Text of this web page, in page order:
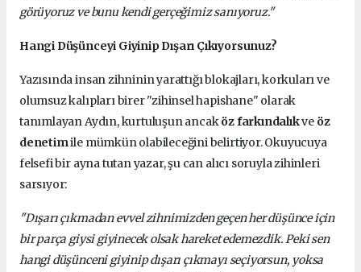
görüyoruz ve bunu kendi gerçeğimiz sanıyoruz."
Hangi Düşünceyi Giyinip Dışarı Çıkıyorsunuz?
Yazısında insan zihninin yarattığı blokajları, korkuları ve
olumsuz kalıpları birer "zihinsel hapishane" olarak
tanımlayan Aydın, kurtuluşun ancaköz farkındalıkve öz
denetimile mümkün olabileceğini belirtiyor. Okuyucuya
felsefi bir ayna tutan yazar, şu can alıcı soruyla zihinleri
sarsıyor:
"Dışarı çıkmadan evvel zihnimizden geçen her düşünce için
bir parça giysi giyinecek olsak hareket edemezdik. Peki sen
hangi düşünceni giyinip dışarı çıkmayı seçiyorsun, yoksa